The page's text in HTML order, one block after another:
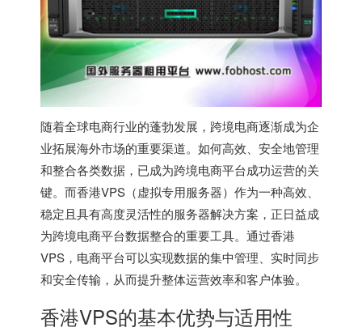
随着全球电商行业的蓬勃发展，跨境电商逐渐成为企
业拓展海外市场的重要渠道。如何高效、安全地管理
和整合各类数据，已成为跨境电商平台成功运营的关
键。而香港VPS（虚拟专用服务器）作为一种高效、
稳定且具有高度灵活性的服务器解决方案，正日益成
为跨境电商平台数据整合的重要工具。通过香港
VPS ，电商平台可以实现数据的集中管理、实时同步
和安全传输，从而提升整体运营效率和客户体验。
香港VPS的基本优势与适用性